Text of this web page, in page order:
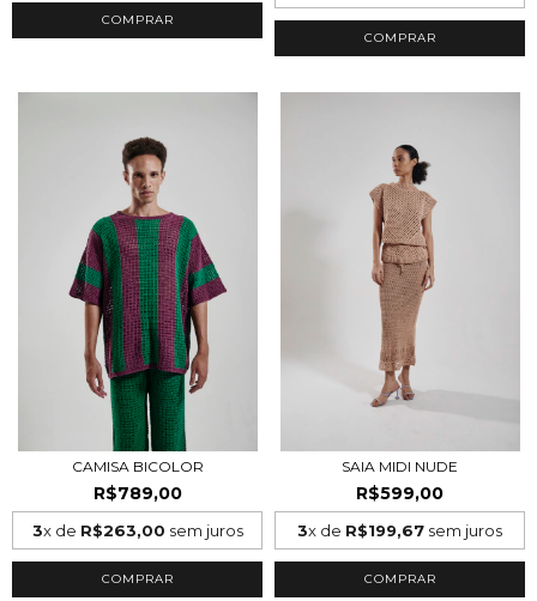
COMPRAR
COMPRAR
CAMISA BICOLOR
R$789,00
3x de R$263,00 sem juros
COMPRAR
SAIA MIDI NUDE
R$599,00
3x de R$199,67 sem juros
COMPRAR